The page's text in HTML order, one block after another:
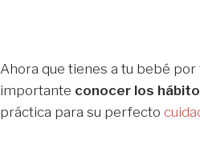
Ahora que tienes a tu bebé
importante conocer los
práctica para su perfecto